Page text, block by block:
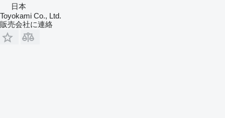
日本
Toyokami Co., Ltd.
販売会社に連絡